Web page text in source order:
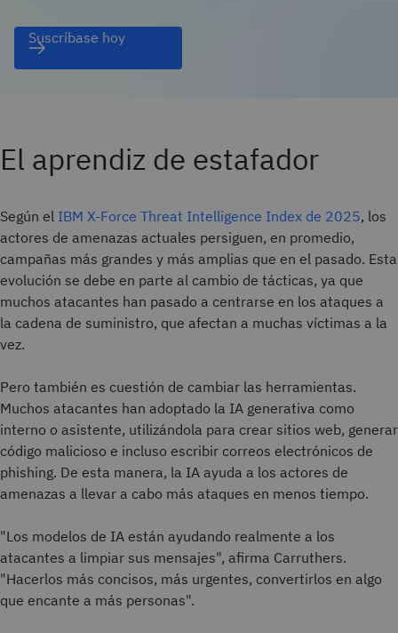
Suscríbase hoy
El aprendiz de estafador
Según el IBM X-Force Threat Intelligence Index de 2025, los
actores de amenazas actuales persiguen, en promedio,
campañas más grandes y más amplias que en el pasado. Esta
evolución se debe en parte al cambio de tácticas, ya que
muchos atacantes han pasado a centrarse en los ataques a
la cadena de suministro, que afectan a muchas víctimas a la
vez.
Pero también es cuestión de cambiar las herramientas.
Muchos atacantes han adoptado la IA generativa como
interno o asistente, utilizándola para crear sitios web, generar
código malicioso e incluso escribir correos electrónicos de
phishing. De esta manera, la IA ayuda a los actores de
amenazas a llevar a cabo más ataques en menos tiempo.
"Los modelos de IA están ayudando realmente a los
atacantes a limpiar sus mensajes", afirma Carruthers.
"Hacerlos más concisos, más urgentes, convertirlos en algo
que encante a más personas".